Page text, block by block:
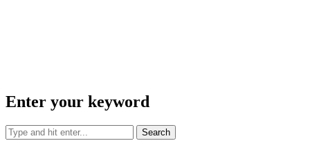
Enter your keyword
Search